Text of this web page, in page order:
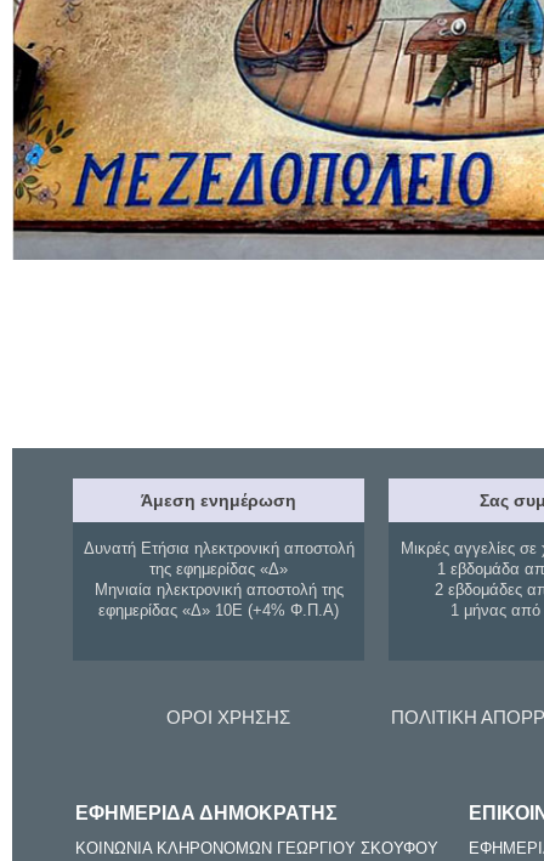
Άμεση ενημέρωση
Δυνατή Ετήσια ηλεκτρονική αποστολή
της εφημερίδας «Δ»
Μηνιαία ηλεκτρονική αποστολή της
εφημερίδας «Δ» 10Ε (+4% Φ.Π.Α)
Σας
Μικρές αγγελίες σε
1 εβδομάδα
2 εβδομάδες
1 μήνας
ΟΡΟΙ ΧΡΗΣΗΣ ΠΟΛΙΤΙΚΗ
ΕΦΗΜΕΡΙΔΑ ΔΗΜΟΚΡΑΤΗΣ
ΚΟΙΝΩΝΙΑ ΚΛΗΡΟΝΟΜΩΝ ΓΕΩΡΓΙΟΥ ΣΚΟΥΦΟΥ